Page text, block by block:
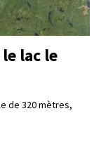
lac le
de 320 mètres,